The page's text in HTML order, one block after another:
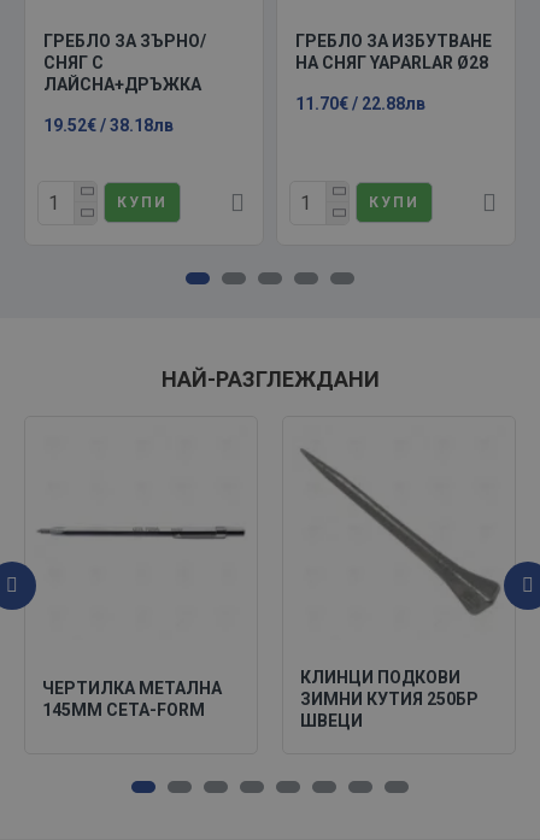
ГРЕБЛО ЗА ЗЪРНО/
СНЯГ С
ЛАЙСНА+ДРЪЖКА
19.52€ / 38.18лв
КУПИ
ГРЕБЛО ЗА ИЗБУТВАНЕ
НА СНЯГ YAPARLAR Ø28
11.70€ / 22.88лв
КУПИ
НАЙ-РАЗГЛЕЖДАНИ
ЧЕРТИЛКА МЕТАЛНА
145ММ CETA-FORM
КЛИНЦИ ПОДКОВИ
ЗИМНИ КУТИЯ 250БР
ШВЕЦИ